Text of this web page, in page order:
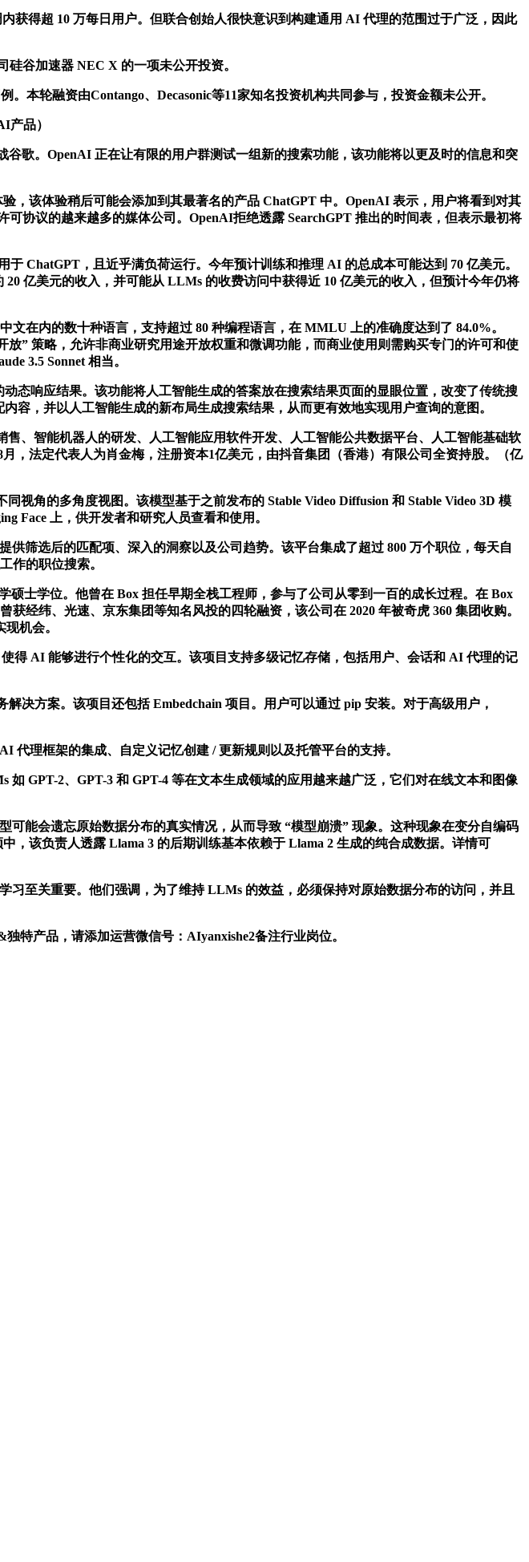
得超 10 万每日用户。但联合创始人很快意识到构建通用 AI 代理的范围过于广泛，因此
谷加速器 NEC X 的一项未公开投资。
轮融资由Contango、Decasonic等11家知名投资机构共同参与，投资金额未公开。
品）
。OpenAI 正在让有限的用户群测试一组新的搜索功能，该功能将以更及时的信息和突
该体验稍后可能会添加到其最著名的产品 ChatGPT 中。OpenAI 表示，用户将看到对其
协议的越来越多的媒体公司。OpenAI拒绝透露 SearchGPT 推出的时间表，但表示最初将
ChatGPT，且近乎满负荷运行。今年预计训练和推理 AI 的总成本可能达到 70 亿美元。
亿美元的收入，并可能从 LLMs 的收费访问中获得近 10 亿美元的收入，但预计今年仍将
在内的数十种语言，支持超过 80 种编程语言，在 MMLU 上的准确度达到了 84.0%。
” 策略，允许非商业研究用途开放权重和微调功能，而商业使用则需购买专门的许可和使
3.5 Sonnet 相当。
响应结果。该功能将人工智能生成的答案放在搜索结果页面的显眼位置，改变了传统搜
，并以人工智能生成的新布局生成搜索结果，从而更有效地实现用户查询的意图。
智能机器人的研发、人工智能应用软件开发、人工智能公共数据平台、人工智能基础软
，法定代表人为肖金梅，注册资本1亿美元，由抖音集团（香港）有限公司全资持股。（亿
角的多角度视图。该模型基于之前发布的 Stable Video Diffusion 和 Stable Video 3D 模
Face 上，供开发者和研究人员查看和使用。
选后的匹配项、深入的洞察以及公司趋势。该平台集成了超过 800 万个职位，每天自
作的职位搜索。
士学位。他曾在 Box 担任早期全栈工程师，参与了公司从零到一百的成长过程。在 Box
经纬、光速、京东集团等知名风投的四轮融资，该公司在 2020 年被奇虎 360 集团收购。
机会。
AI 能够进行个性化的交互。该项目支持多级记忆存储，包括用户、会话和 AI 代理的记
方案。该项目还包括 Embedchain 项目。用户可以通过 pip 安装。对于高级用户，
理框架的集成、自定义记忆创建 / 更新规则以及托管平台的支持。
2、GPT-3 和 GPT-4 等在文本生成领域的应用越来越广泛，它们对在线文本和图像
会遗忘原始数据分布的真实情况，从而导致 “模型崩溃” 现象。这种现象在变分自编码
，该负责人透露 Llama 3 的后期训练基本依赖于 Llama 2 生成的纯合成数据。详情可
关重要。他们强调，为了维持 LLMs 的效益，必须保持对原始数据分布的访问，并且
产品，请添加运营微信号：AIyanxishe2备注行业岗位。